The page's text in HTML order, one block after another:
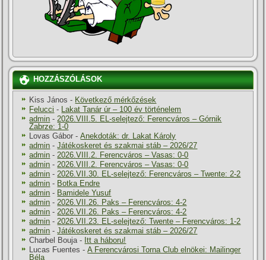
HOZZÁSZÓLÁSOK
Kiss János - Következő mérkőzések
Felucci - Lakat Tanár úr – 100 év történelem
admin - 2026.VIII.5. EL-selejtező: Ferencváros – Górnik
Zabrze: 1-0
Lovas Gábor -Anekdoták: dr. Lakat Károly
admin -Játékoskeret és szakmai stáb – 2026/27
admin - 2026.VIII.2. Ferencváros – Vasas: 0-0
admin - 2026.VIII.2. Ferencváros – Vasas: 0-0
admin - 2026.VII.30. EL-selejtező: Ferencváros – Twente: 2-2
admin - Botka Endre
admin - Bamidele Yusuf
admin - 2026.VII.26. Paks – Ferencváros: 4-2
admin - 2026.VII.26. Paks – Ferencváros: 4-2
admin - 2026.VII.23. EL-selejtező: Twente – Ferencváros: 1-2
admin -Játékoskeret és szakmai stáb – 2026/27
Charbel Bouja - Itt a háboru!
Lucas Fuentes -A Ferencvárosi Torna Club elnökei: Mailinger
Béla